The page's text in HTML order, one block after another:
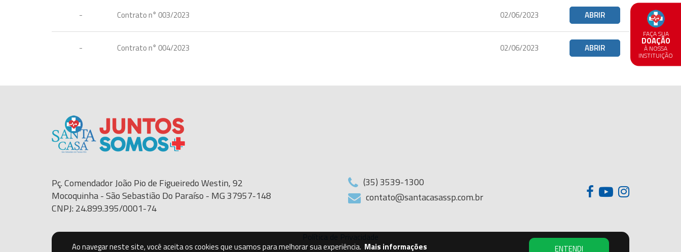
FAÇA SUA
DOAÇÃO
À NOSSA
INSTITUIÇÃO
- Contrato n° 003/2023 02/06/2023 ABRIR
- Contrato n° 004/2023 02/06/2023 ABRIR
Ao navegar neste site, você aceita os cookies que usamos para melhorar sua experiência. Mais informações ENTENDI
Pç. Comendador João Pio de Figueiredo Westin, 92
Mocoquinha - São Sebastião Do Paraíso - MG 37957-148
CNPJ: 24.899.395/0001-74
(35) 3539-1300
contato@santacasassp.com.br